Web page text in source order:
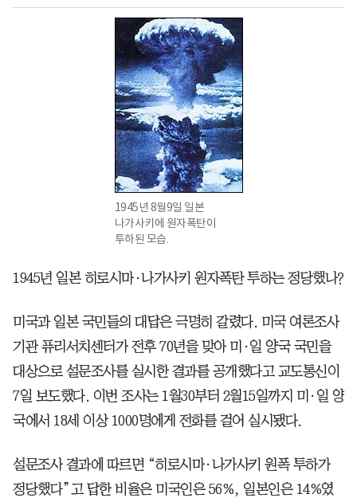
1945년 8월9일 일본
나가사키에 원자폭탄이
투하된 모습.
1945년 일본 히로시마·나가사키 원자폭탄 투하는 정당했나?
미국과 일본 국민들의 대답은 극명히 갈렸다. 미국 여론조사
기관 퓨리서치센터가 전후 70년을 맞아 미·일 양국 국민을
대상으로 설문조사를 실시한 결과를 공개했다고 교도통신이
7일 보도했다. 이번 조사는 1월30부터 2월15일까지 미·일 양
국에서 18세 이상 1000명에게 전화를 걸어 실시됐다.
설문조사 결과에 따르면 “히로시마·나가사키 원폭 투하가
정당했다”고 답한 비율은 미국인은 56%, 일본인은 14%였